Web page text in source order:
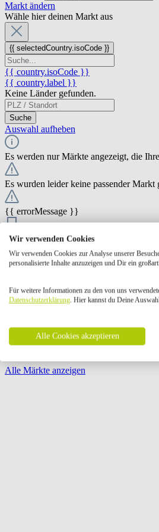
Markt ändern
Wähle hier deinen Markt aus
{{ selectedCountry.isoCode }}
{{ country.isoCode }}
{{ country.label }}
Keine Länder gefunden.
Suche
Auswahl aufheben
Es werden nur Märkte angezeigt, die
Es wurden leider keine passender Markt
{{ errorMessage }}
{{
{{ store.label }}
{{ store.street }} {{ store.streetNumber
{{ store.zipCode }} {{ store.city }}
Öffnungszeiten:
Seite {{ pagination.page }} von
Alle Märkte anzeigen
Wir verwenden Cookies
Wir verwenden Cookies zur Analyse unserer
personalisierte Inhalte anzuzeigen und Dir ein
Für weitere Informationen zu den von uns
Datenschutzerklärung. Hier kannst du Deine
Alle Cookies akzeptieren